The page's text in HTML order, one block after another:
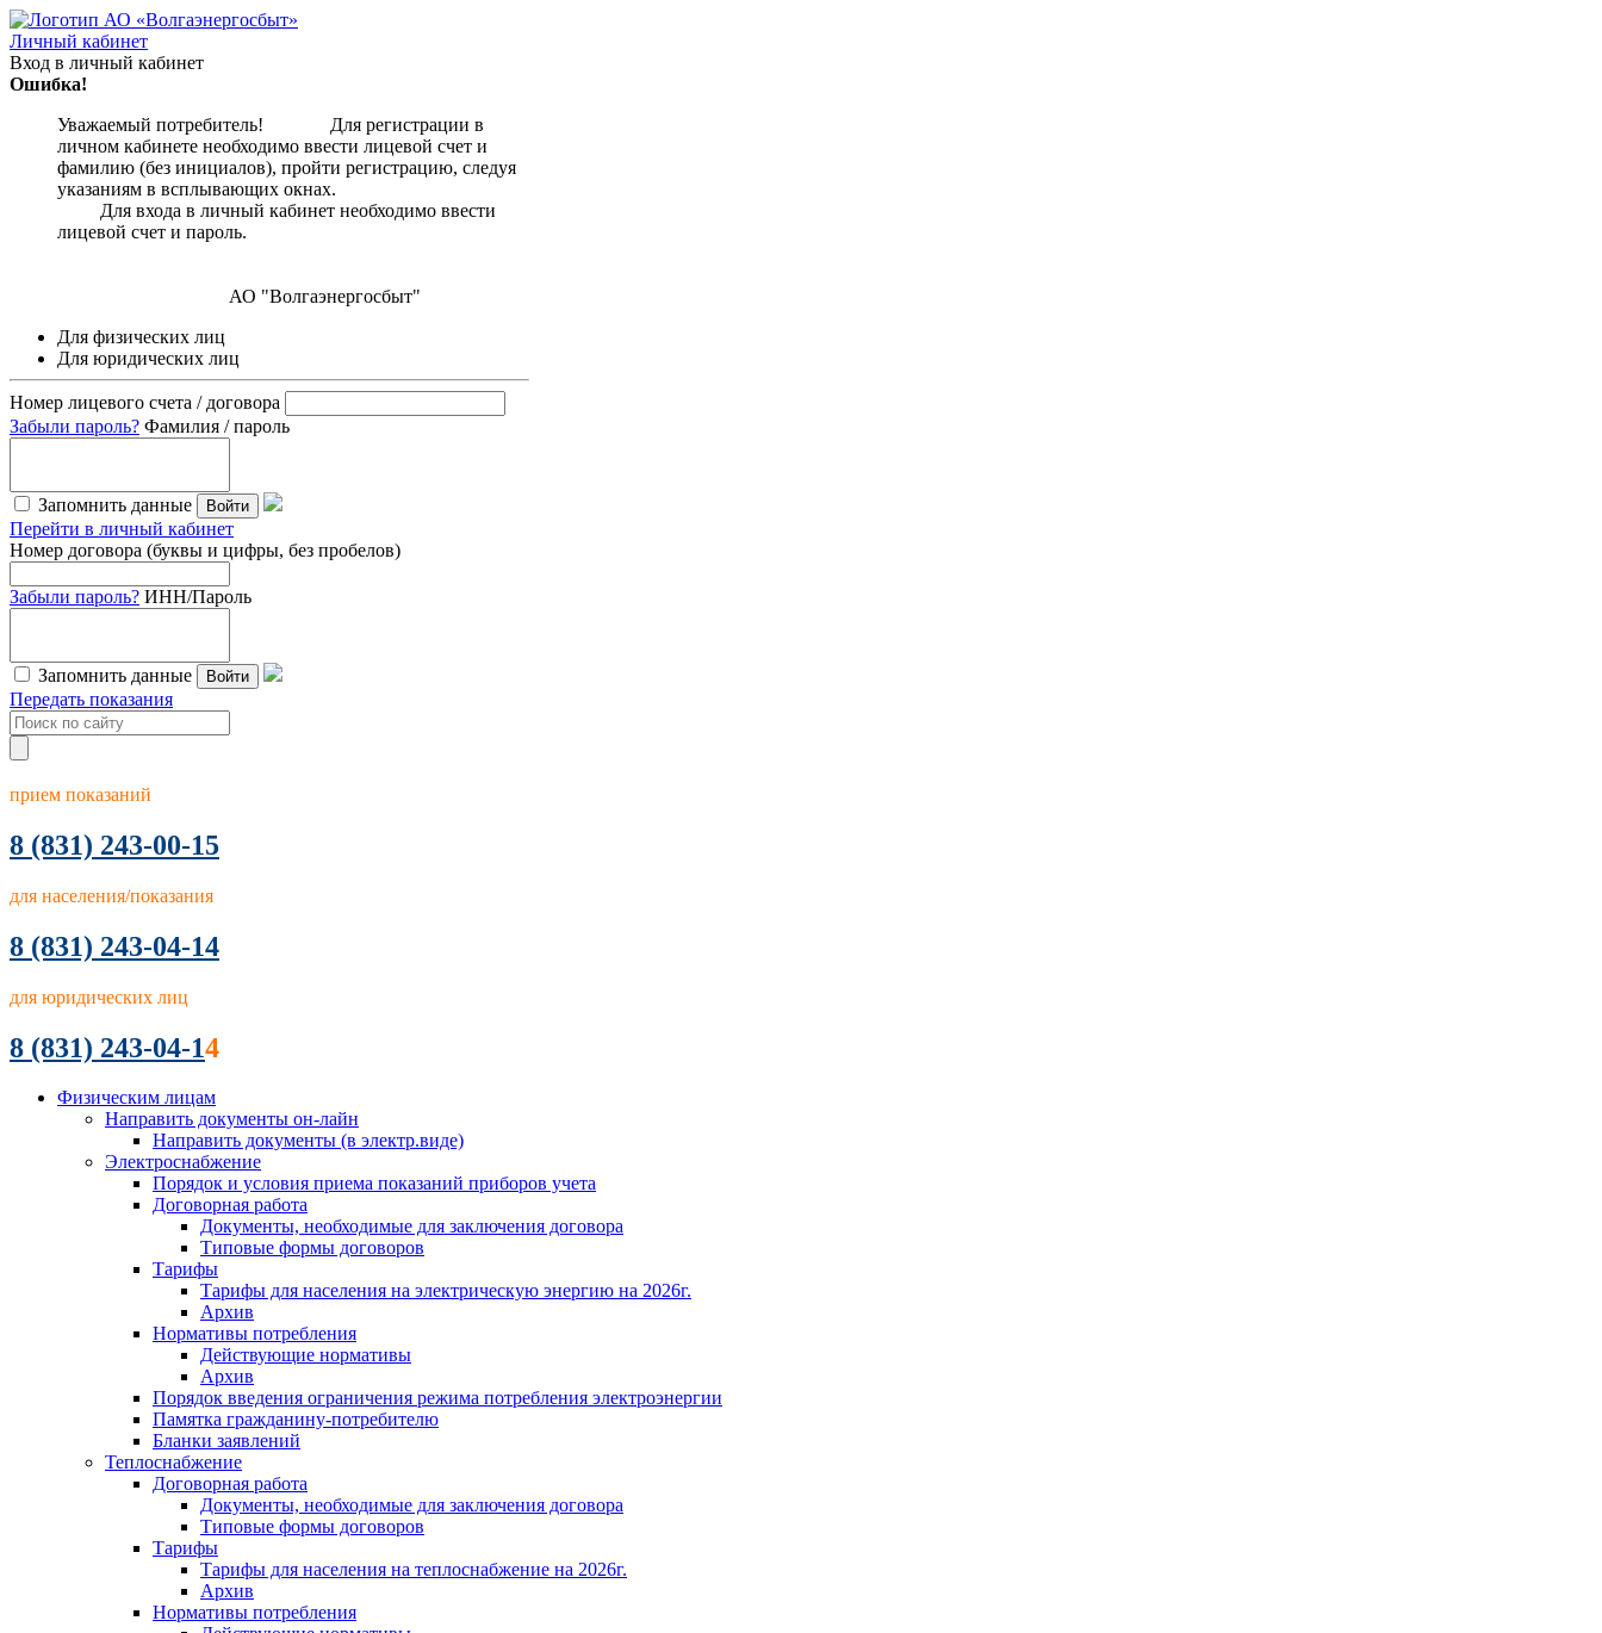
Личный кабинет
Вход в личный кабинет
Ошибка!
Уважаемый потребитель! Для регистрации в
личном кабинете необходимо ввести лицевой счет и
фамилию (без инициалов), пройти регистрацию, следуя
указаниям в всплывающих окнах.
Для входа в личный кабинет необходимо ввести
лицевой счет и пароль.
АО "Волгаэнергосбыт"
Для физических лиц
Для юридических лиц
Номер лицевого счета / договора
Забыли пароль? Фамилия / пароль
Запомнить данные Войти
Перейти в личный кабинет
Номер договора (буквы и цифры, без пробелов)
Забыли пароль? ИНН/Пароль
Запомнить данные Войти
Передать показания
прием показаний
8 (831) 243-00-15
для населения/показания
8 (831) 243-04-14
для юридических лиц
8 (831) 243-04-14
Физическим лицам
Направить документы он-лайн
Направить документы (в электр.виде)
Электроснабжение
Порядок и условия приема показаний приборов учета
Договорная работа
Документы, необходимые для заключения договора
Типовые формы договоров
Тарифы
Тарифы для населения на электрическую энергию на 2026г.
Архив
Нормативы потребления
Действующие нормативы
Архив
Порядок введения ограничения режима потребления электроэнергии
Памятка гражданину-потребителю
Бланки заявлений
Теплоснабжение
Договорная работа
Документы, необходимые для заключения договора
Типовые формы договоров
Тарифы
Тарифы для населения на теплоснабжение на 2026г.
Архив
Нормативы потребления